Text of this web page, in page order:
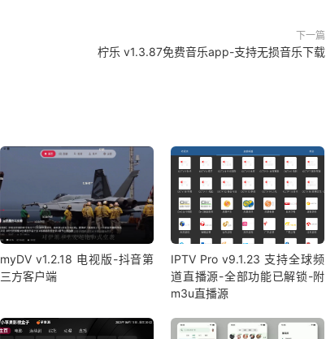
下一篇
柠乐 v1.3.87免费音乐app-支持无损音乐下载
myDV v1.2.18 电视版-抖音第
三方客户端
IPTV Pro v9.1.23 支持全球频
道直播源-全部功能已解锁-附
m3u直播源